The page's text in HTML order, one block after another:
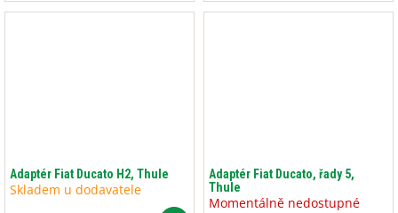
Adaptér Fiat Ducato H2, Thule
Skladem u dodavatele
Adaptér Fiat Ducato, řady 5,
Thule
Momentálně nedostupné